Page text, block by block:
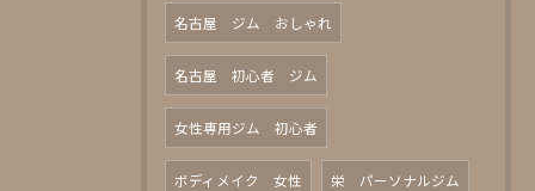
名古屋 ジム おしゃれ
名古屋 初心者 ジム
女性専用ジム 初心者
ボディメイク 女性 栄 パーソナルジム